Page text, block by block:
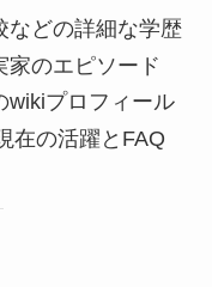
などの詳細な学歴
家のエピソード
wikiプロフィール
在の活躍とFAQ